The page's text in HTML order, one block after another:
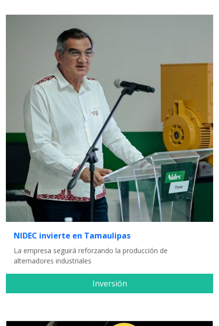
NIDEC invierte en Tamaulipas
La empresa seguirá reforzando la producción de
alternadores industriales
Inversión